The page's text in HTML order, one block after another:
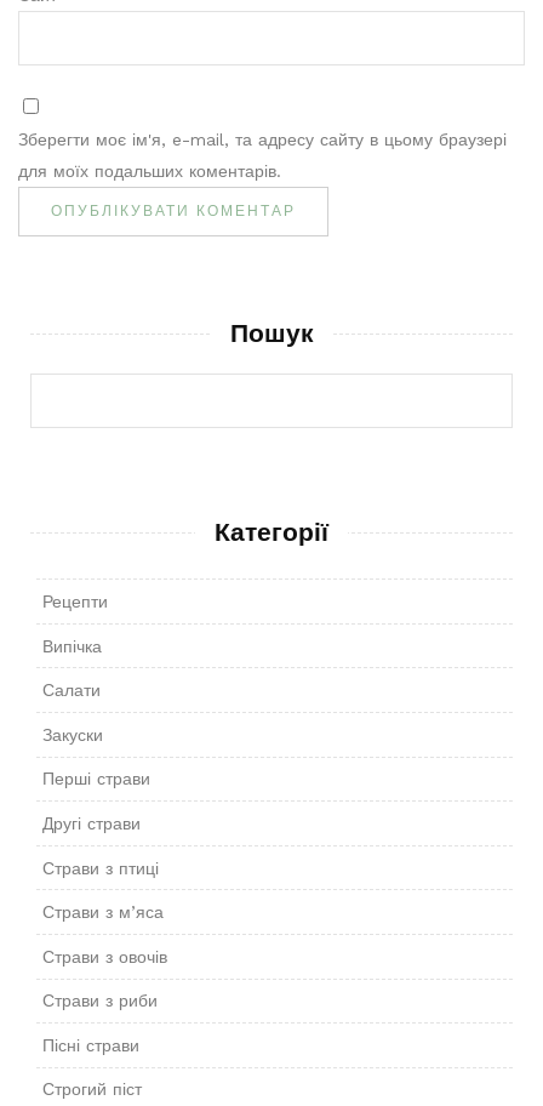
Зберегти моє ім'я, e-mail, та адресу сайту в цьому браузері
для моїх подальших коментарів.
Пошук
Категорії
Рецепти
Випічка
Салати
Закуски
Перші страви
Другі страви
Страви з птиці
Страви з м’яса
Страви з овочів
Страви з риби
Пісні страви
Строгий піст